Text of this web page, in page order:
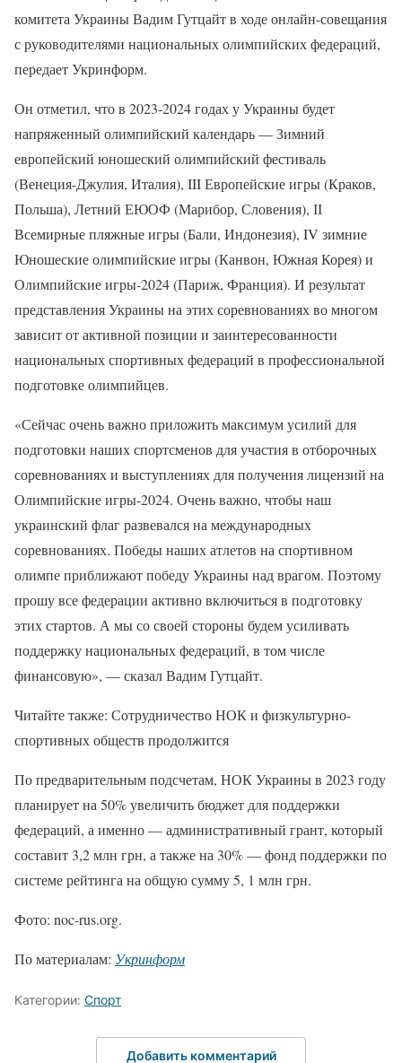
комитета Украины Вадим Гутцайт в ходе онлайн-совещания
с руководителями национальных олимпийских федераций,
передает Укринформ.
Он отметил, что в 2023-2024 годах у Украины будет
напряженный олимпийский календарь — Зимний
европейский юношеский олимпийский фестиваль
(Венеция-Джулия, Италия), III Европейские игры (Краков,
Польша), Летний ЕЮОФ (Марибор, Словения), ІІ
Всемирные пляжные игры (Бали, Индонезия), IV зимние
Юношеские олимпийские игры (Канвон, Южная Корея) и
Олимпийские игры-2024 (Париж, Франция). И результат
представления Украины на этих соревнованиях во многом
зависит от активной позиции и заинтересованности
национальных спортивных федераций в профессиональной
подготовке олимпийцев.
«Сейчас очень важно приложить максимум усилий для
подготовки наших спортсменов для участия в отборочных
соревнованиях и выступлениях для получения лицензий на
Олимпийские игры-2024. Очень важно, чтобы наш
украинский флаг развевался на международных
соревнованиях. Победы наших атлетов на спортивном
олимпе приближают победу Украины над врагом. Поэтому
прошу все федерации активно включиться в подготовку
этих стартов. А мы со своей стороны будем усиливать
поддержку национальных федераций, в том числе
финансовую», — сказал Вадим Гутцайт.
Читайте также: Сотрудничество НОК и физкультурно-
спортивных обществ продолжится
По предварительным подсчетам, НОК Украины в 2023 году
планирует на 50% увеличить бюджет для поддержки
федераций, а именно — административный грант, который
составит 3,2 млн грн, а также на 30% — фонд поддержки по
системе рейтинга на общую сумму 5, 1 млн грн.
Фото: noc-rus.org.
По материалам: Укринформ
Категории: Спорт
Добавить комментарий